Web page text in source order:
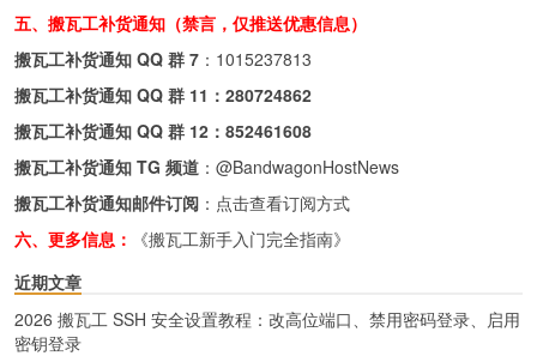
五、搬瓦工补货通知（禁言，仅推送优惠信息）
搬瓦工补货通知 QQ 群 7 ： 1015237813
搬瓦工补货通知 QQ 群 11： 280724862
搬瓦工补货通知 QQ 群 12： 852461608
搬瓦工补货通知 TG 频道 ： @BandwagonHostNews
搬瓦工补货通知邮件订阅 ： 点击查看订阅方式
六、更多信息：
《搬瓦工新手入门完全指南》
近期文章
2026 搬瓦工 SSH 安全设置教程：改高位端口、禁用密码登录、启用
密钥登录